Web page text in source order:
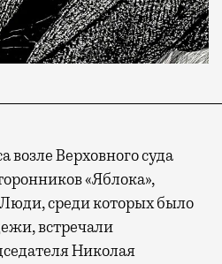
возле Верховного суда
«Яблока»,
среди которых было
встречали
Николая